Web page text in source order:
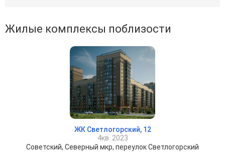
Жилые комплексы поблизости
ЖК Светлогорский, 12
4кв. 2023
Советский, Северный мкр, переулок Светлогорский